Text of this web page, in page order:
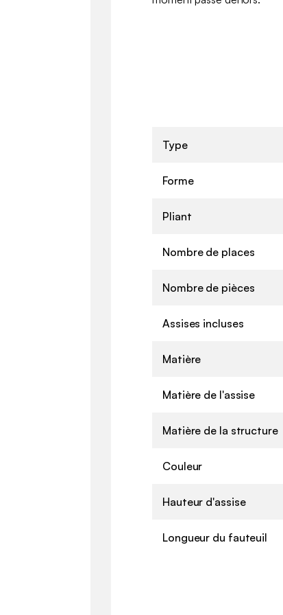
Type
Forme
Pliant
Nombre de places
Nombre de pièces
Assises incluses
Matière
Matière de l'assise
Matière de la structure
Couleur
Hauteur d'assise
Longueur du fauteuil